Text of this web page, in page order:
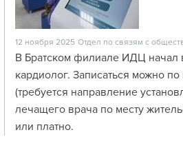
12 ноября 2025 Отдел по связям с
В Братском филиале ИДЦ начал
кардиолог. Записаться можно
(требуется направление
лечащего врача по месту
или платно.